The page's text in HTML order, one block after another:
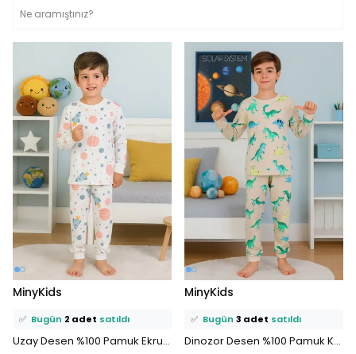
MinyKids
⭐️ Bu ürünü10 kişifavoriledi!
🛒 3 kişisepetine ekledi!
✅ Bugün 2 adet satıldı
Uzay Desen %100 Pamuk Ekru Erkek Çocuk Pijama Takım
MinyKids
⭐️ Bu ürünü13 kişifavoriledi!
🛒 4 kişisepetine ekledi!
✅ Bugün 3 adet satıldı
Dinozor Desen %100 Pamuk Krem Erkek Çocuk Pijama Takım